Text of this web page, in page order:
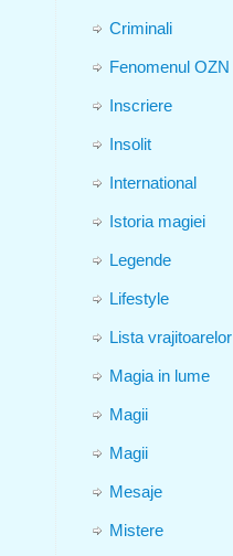
Criminali
Fenomenul OZN
Inscriere
Insolit
International
Istoria magiei
Legende
Lifestyle
Lista vrajitoarelor
Magia in lume
Magii
Magii
Mesaje
Mistere